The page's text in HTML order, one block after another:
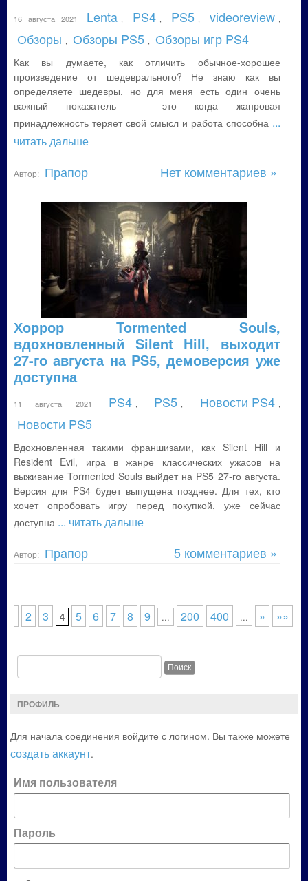
16 августа 2021 Lenta PS4 PS5 videoreview
Обзоры Обзоры PS5 Обзоры игр PS4
Как вы думаете, как отличить обычное-хорошее
произведение от шедеврального? Не знаю как вы
определяете шедевры, но для меня есть один очень
важный показатель — это когда жанровая
принадлежность теряет свой смысл и работа способна ...
читать дальше
Автор: Прапор Нет комментариев »
Хоррор Tormented Souls,
вдохновленный Silent Hill, выходит
27-го августа на PS5, демоверсия уже
доступна
11 августа 2021 PS4 PS5 Новости PS4
Новости PS5
Вдохновленная такими франшизами, как Silent Hill и
Resident Evil, игра в жанре классических ужасов на
выживание Tormented Souls выйдет на PS5 27-го августа.
Версия для PS4 будет выпущена позднее. Для тех, кто
хочет опробовать игру перед покупкой, уже сейчас
доступна ... читать дальше
Автор: Прапор 5 комментариев »
2 3 4 5 6 7 8 9 ... 200 400 ... » »»
ПРОФИЛЬ
Для начала соединения войдите с логином. Вы также можете
создать аккаунт.
Имя пользователя
Пароль